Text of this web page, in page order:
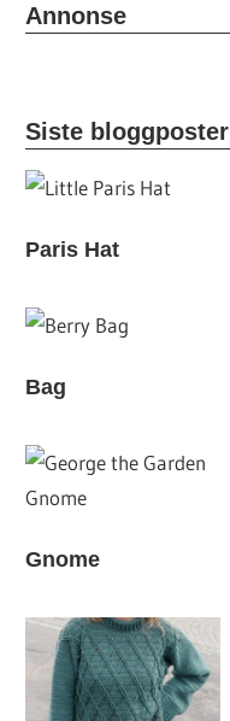
Annonse
Siste bloggposter
Paris Hat
Bag
Gnome